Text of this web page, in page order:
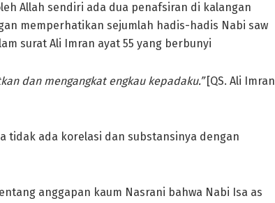
Allah sendiri ada dua penafsiran di kalangan
memperhatikan sejumlah hadis-hadis Nabi saw
surat Ali Imran ayat 55 yang berbunyi
dan mengangkat engkau kepadaku.”[QS. Ali Imran
tidak ada korelasi dan substansinya dengan
anggapan kaum Nasrani bahwa Nabi Isa as